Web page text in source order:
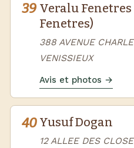
39 Veralu
Fenetres)
388 AVENUE
VENISSIEUX
Avis et photos →
40 Yusuf Dogan
12 ALLEE DES